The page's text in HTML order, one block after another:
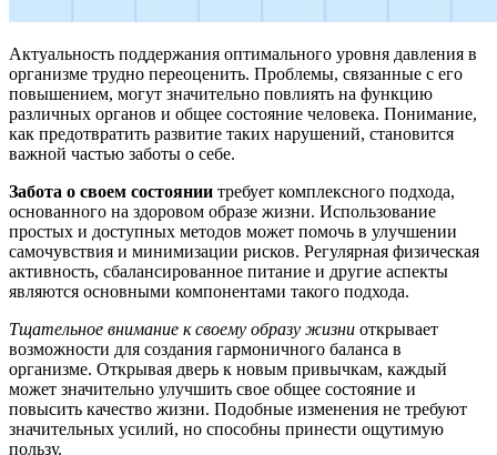
Актуальность поддержания оптимального уровня давления в
организме трудно переоценить. Проблемы, связанные с его
повышением, могут значительно повлиять на функцию
различных органов и общее состояние человека. Понимание,
как предотвратить развитие таких нарушений, становится
важной частью заботы о себе.
Забота о своем состоянии требует комплексного подхода,
основанного на здоровом образе жизни. Использование
простых и доступных методов может помочь в улучшении
самочувствия и минимизации рисков. Регулярная физическая
активность, сбалансированное питание и другие аспекты
являются основными компонентами такого подхода.
Тщательное внимание к своему образу жизни открывает
возможности для создания гармоничного баланса в
организме. Открывая дверь к новым привычкам, каждый
может значительно улучшить свое общее состояние и
повысить качество жизни. Подобные изменения не требуют
значительных усилий, но способны принести ощутимую
пользу.